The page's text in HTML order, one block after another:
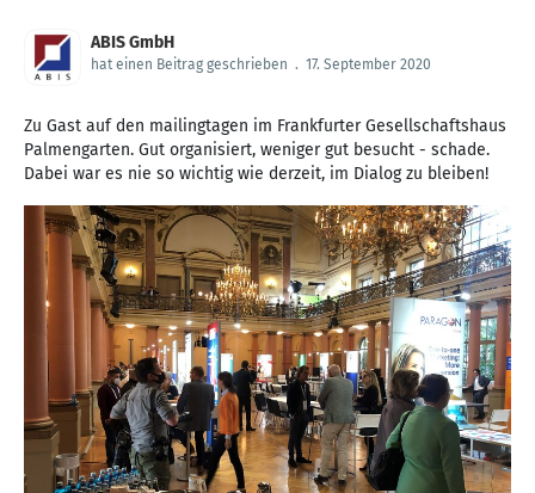
ABIS GmbH
hat einen Beitrag geschrieben . 17. September 2020
Zu Gast auf den mailingtagen im Frankfurter Gesellschaftshaus
Palmengarten. Gut organisiert, weniger gut besucht - schade.
Dabei war es nie so wichtig wie derzeit, im Dialog zu bleiben!